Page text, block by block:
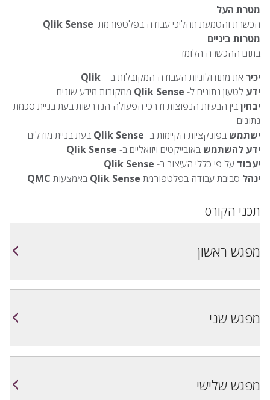
מטרת העל
הכשרת והטמעת תהליכי עבודה בפלטפורמת Qlik Sense
.
מטרות ביניים
בתום ההכשרה הלומד
יכיר את מתודולוגיות העבודה המקובלות ב –Qlik
ידע לטעון נתונים ל- Qlik Sense
ממקורות מידע שונים
יבחיןבין הבעיות הנפוצות ודרכי הפעולה הנדרשות בעת בניית סכמת
נתונים
ישתמש בפונקציות הקיימות ב- Qlik Sense
בעת בניית מודלים
ידע להשתמש באובייקטים ויזואליים ב- Qlik Sense
יעבוד על פי כללי העיצוב ב- Qlik Sense
ינהל סביבת עבודה בפלטפורמת Qlik Sense באמצעות QMC
תכני הקורס
מפגש ראשון <
מפגש שני <
מפגש שלישי <